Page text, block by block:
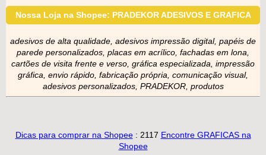
Nossa Loja na Shopee: PRADEKOR ADESIVOS E GRAFICA
adesivos de alta qualidade, adesivos impressão digital, papéis de
parede personalizados, placas em acrílico, fachadas em lona,
cartões de visita frente e verso, gráfica especializada, impressão
gráfica, envio rápido, fabricação própria, comunicação visual,
adesivos personalizados, PRADEKOR, produtos
Dicas para comprar na Shopee : 2117 Encontre GRAFICAS na
Shopee